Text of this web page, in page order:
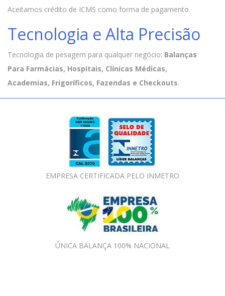
Aceitamos crédito de ICMS como forma de pagamento.
Tecnologia e Alta Precisão
Tecnologia de pesagem para qualquer negócio: Balanças
Para Farmácias, Hospitais, Clínicas Médicas,
Academias, Frigoríficos, Fazendas e Checkouts.
EMPRESA CERTIFICADA PELO INMETRO
ÚNICA BALANÇA 100% NACIONAL